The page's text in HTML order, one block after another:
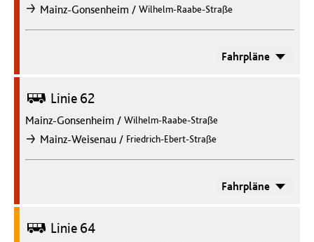
nachMainz-Gonsenheim / Wilhelm-Raabe-Straße
Fahrpläne
Bus Linie 62
Mainz-Gonsenheim / Wilhelm-Raabe-Straße
nachMainz-Weisenau / Friedrich-Ebert-Straße
Fahrpläne
Bus Linie 64